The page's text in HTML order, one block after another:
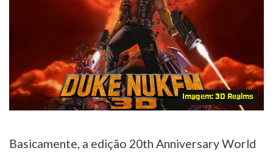
Imagem: 3D Realms
Basicamente, a edição 20th Anniversary World